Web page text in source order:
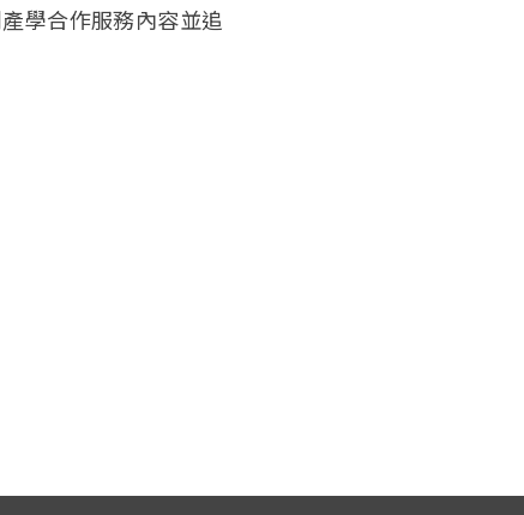
學合作服務內容並追